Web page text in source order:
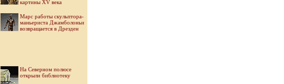
картины XV века
Марс работы скульптора-
маньериста Джамболоньи
возвращается в Дрезден
На Северном полюсе
открыли библиотеку